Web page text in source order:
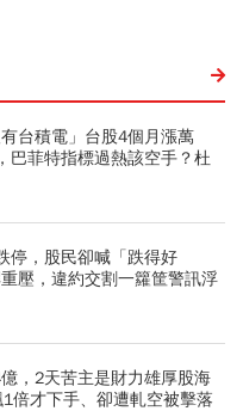
台積電」台股4個月漲萬
巴菲特指標過熱該空手？杜
停，股民卻喊「跌得好
壓，違約交割一籮筐警訊浮
，2天苦主是財力雄厚股海
倍才下手、卻遭軋空被擊落